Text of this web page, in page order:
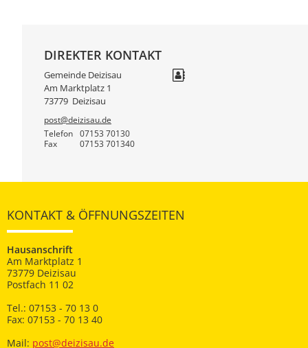
DIREKTER KONTAKT
Gemeinde Deizisau
Am Marktplatz 1
73779 Deizisau
post@deizisau.de
Telefon
07153 70130
Fax 07153 701340
KONTAKT & ÖFFNUNGSZEITEN
Hausanschrift
Am Marktplatz 1
73779 Deizisau
Postfach 11 02
Tel.: 07153 - 70 13 0
Fax: 07153 - 70 13 40
Mail: post@deizisau.de